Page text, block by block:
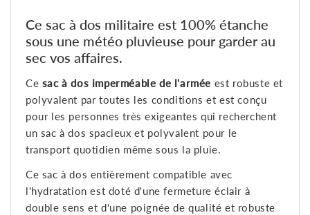
Ce sac à dos militaire est 100% étanche
sous une météo pluvieuse pour garder au
sec vos affaires.
Ce sac à dos imperméable de l'armée est robuste et
polyvalent par toutes les conditions et est conçu
pour les personnes très exigeantes qui recherchent
un sac à dos spacieux et polyvalent pour le
transport quotidien même sous la pluie.
Ce sac à dos entièrement compatible avec
l'hydratation est doté d'une fermeture éclair à
double sens et d'une poignée de qualité et robuste